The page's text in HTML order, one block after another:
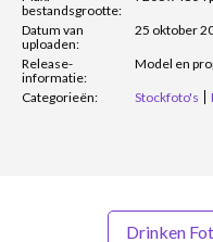
bestandsgrootte:
Datum van
uploaden:
25 oktober
Release-
informatie:
Model en
Categorieën: Stockfoto's
Drinken